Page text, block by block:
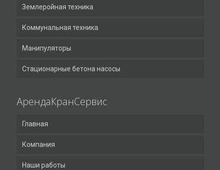
Землеройная техника
Коммунальная техника
Манипуляторы
Стационарные бетона насосы
АрендаКранСервис
Главная
Компания
Наши работы